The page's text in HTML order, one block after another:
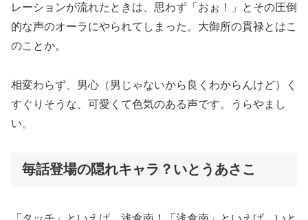
レーションが流れたときは、思わず「おぉ！」とその圧倒
的な声のオーラにやられてしまった。大御所の貫禄とはこ
のことか。
相変わらず、男心（男じゃないから良くわからんけど）く
すぐりそうな、可愛くて色気のある声です。うらやまし
い。
毎話登場の隠れキャラ？いとうあさこ